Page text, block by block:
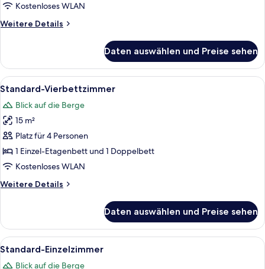
Kostenloses WLAN
Weitere Details
Weitere
Doppelzimmer
Daten auswählen und Preise sehen
Alle
Fotos
für
Standard-
Vierbettzimmer
anzeigen
Standard-Vierbettzimmer |
12
Standard-Vierbettzimmer
Blick auf die Berge
15 m²
Platz für 4 Personen
1 Einzel-Etagenbett und 1 Doppelbett
Kostenloses WLAN
Weitere Details
Weitere
Vierbettzimmer
Daten auswählen und Preise sehen
Alle
Fotos
Standard-Einzelzimmer |
12
Standard-Einzelzimmer
Blick auf die Berge